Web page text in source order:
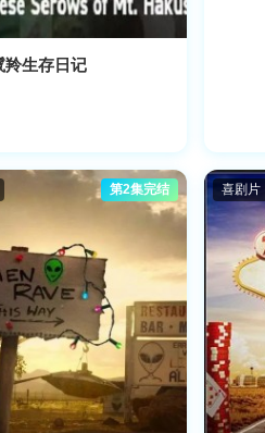
羚生存日记
第2集完结 喜剧片